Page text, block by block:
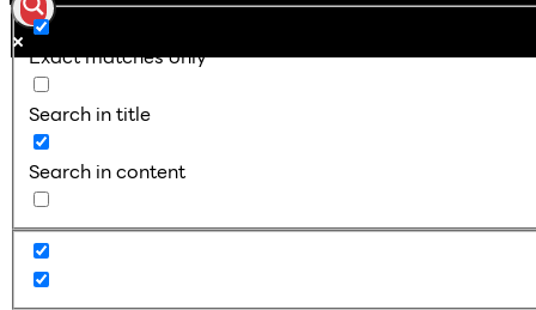
Exact matches only
Search in title
Search in content